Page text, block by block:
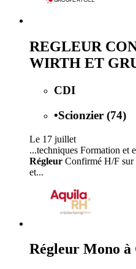
REGLEUR
WIRTH ET
CDI
•Scionzier (74)
Le 17 juillet
...techniques Formation et
Régleur Confirmé H/F sur
et...
Régleur Mono à